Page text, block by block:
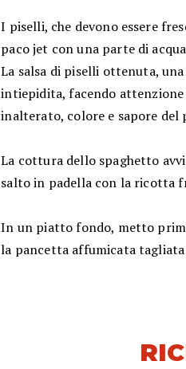
I piselli, che devono essere
paco jet con una parte di
La salsa di piselli ottenuta,
intiepidita, facendo attenzione
inalterato, colore e sapore
La cottura dello spaghetto
salto in padella con la ricotta
In un piatto fondo, metto
la pancetta affumicata